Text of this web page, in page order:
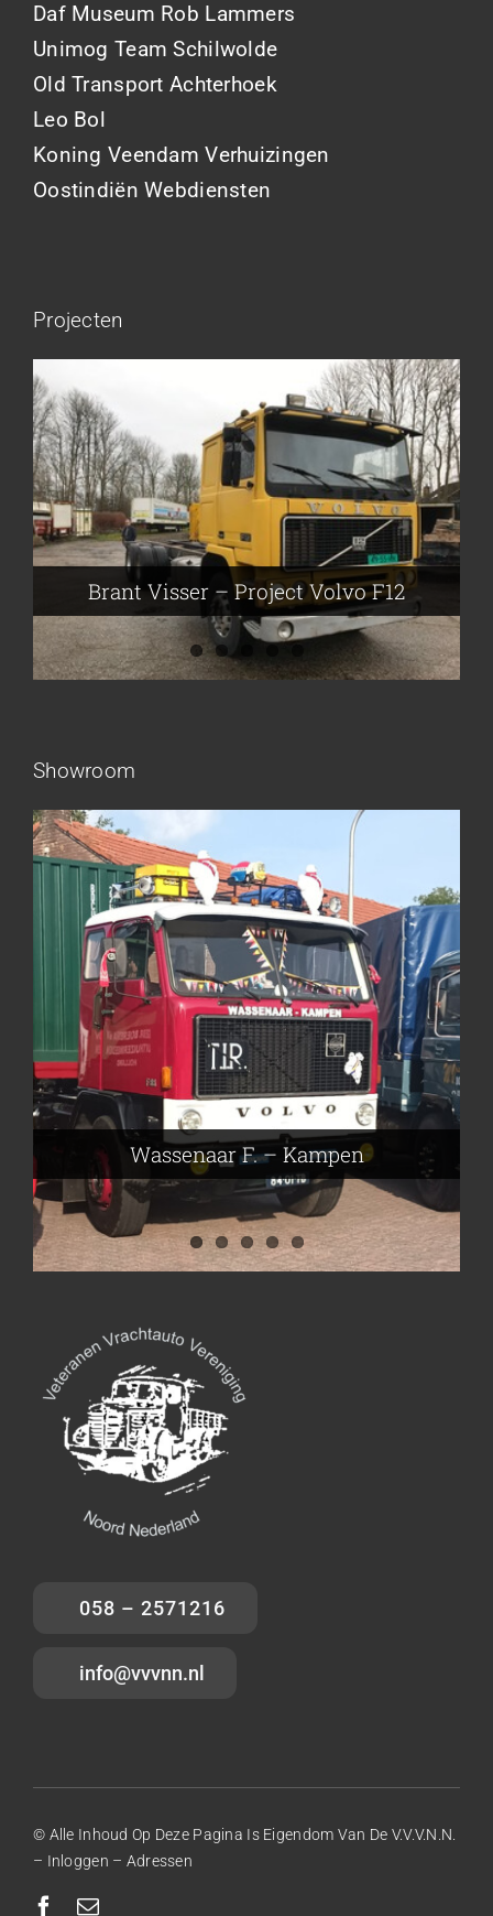
Daf Museum Rob Lammers
Unimog Team Schilwolde
Old Transport Achterhoek
Leo Bol
Koning Veendam Verhuizingen
Oostindiën Webdiensten
Projecten
Brant Visser – Project Volvo F12
Flikkema – Spijk
Brant Visser – Project Volvo F88
Auke van der Kooi – Projekt Scania
John Moesker – Project Bedford
Showroom
Wassenaar F. – Kampen
Nijmeier Erwin – Smilde
Frieling Koos – Klazienaveen
Hartog den Richard – Borculo
Leeuwen van Joop – Leek
058 – 2571216
info@vvvnn.nl
© Alle Inhoud Op Deze Pagina Is Eigendom Van De V.V.V.N.N.
– Inloggen – Adressen